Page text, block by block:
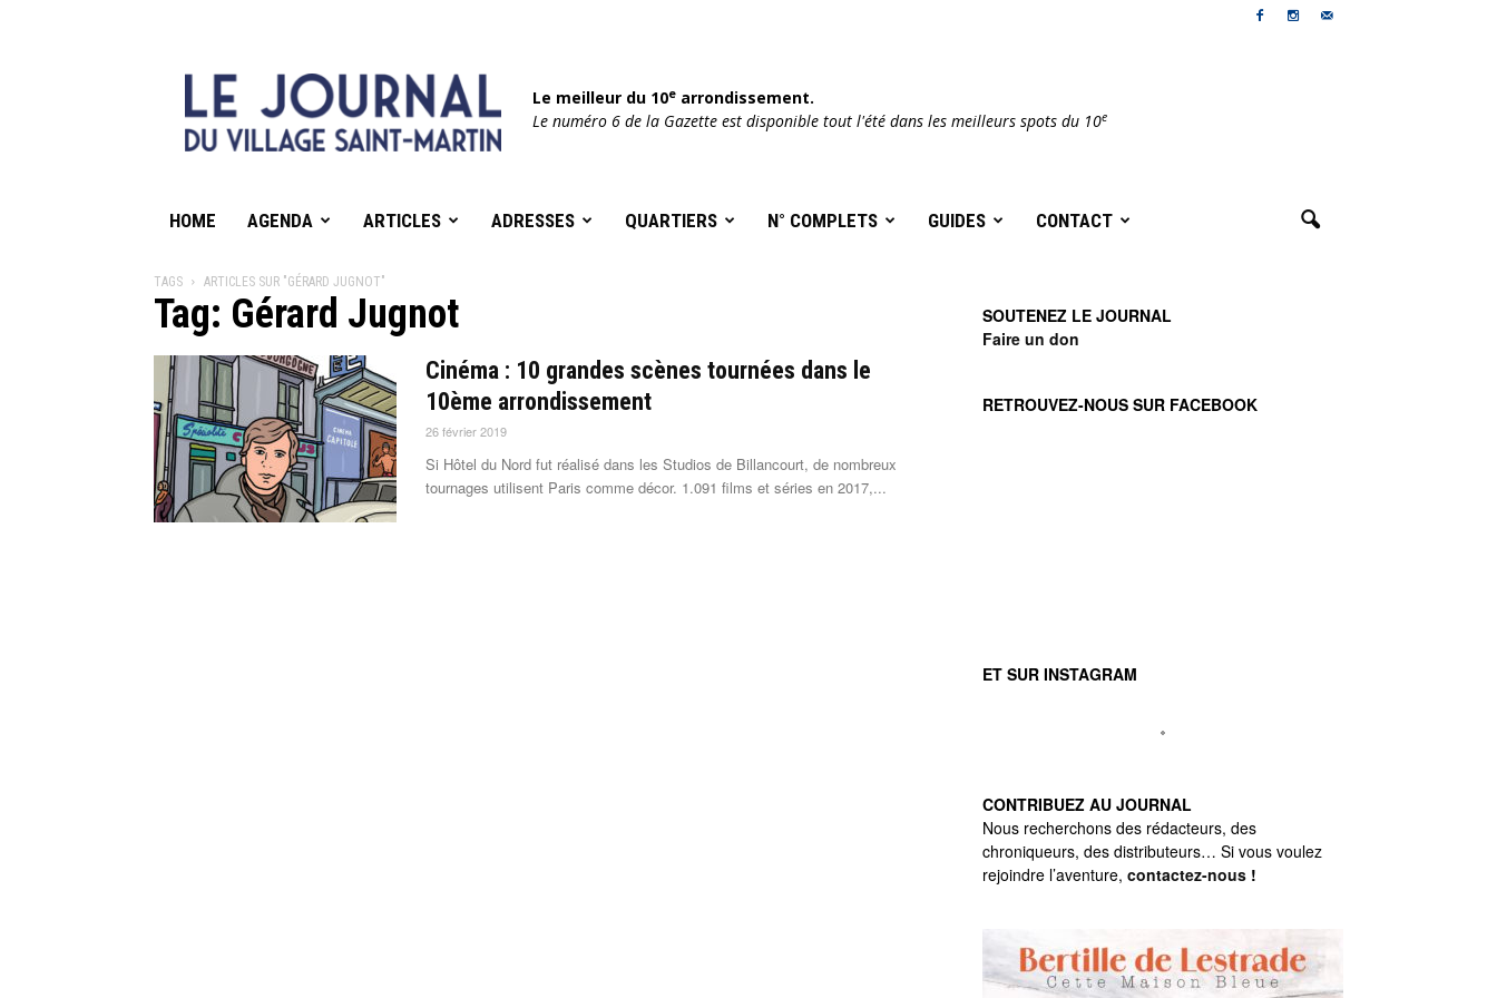
Le meilleur du 10e arrondissement.
Le numéro 6 de la Gazette est disponible tout l'été dans les meilleurs spots du 10e
HOME AGENDA ARTICLES ADRESSES QUARTIERS N° COMPLETS GUIDES CONTACT
TAGS ARTICLES SUR "GÉRARD JUGNOT"
Tag: Gérard Jugnot
Cinéma : 10 grandes scènes tournées dans le
10ème arrondissement
26 février 2019
Si Hôtel du Nord fut réalisé dans les Studios de Billancourt, de nombreux
tournages utilisent Paris comme décor. 1.091 films et séries en 2017,...
SOUTENEZ LE JOURNAL
Faire un don
RETROUVEZ-NOUS SUR FACEBOOK
ET SUR INSTAGRAM
CONTRIBUEZ AU JOURNAL
Nous recherchons des rédacteurs, des
chroniqueurs, des distributeurs… Si vous voulez
rejoindre l’aventure, contactez-nous !